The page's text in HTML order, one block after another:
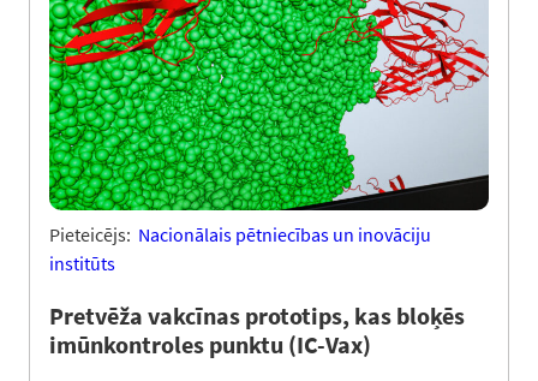
Pieteicējs: Nacionālais pētniecības un inovāciju
institūts
Pretvēža vakcīnas prototips, kas bloķēs
imūnkontroles punktu (IC-Vax)